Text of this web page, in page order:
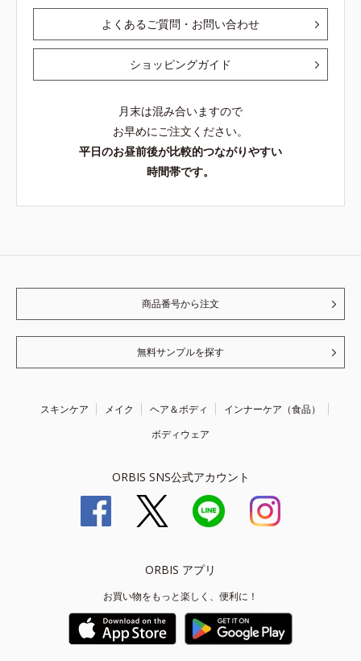
よくあるご質問・お問い合わせ
ショッピングガイド
月末は混み合いますので
お早めにご注文ください。
平日のお昼前後が比較的つながりやすい
時間帯です。
商品番号から注文
無料サンプルを探す
スキンケア メイク ヘア＆ボディ
インナーケア（食品）
ボディウェア
ORBIS SNS公式アカウント
ORBIS アプリ
お買い物をもっと楽しく、便利に！